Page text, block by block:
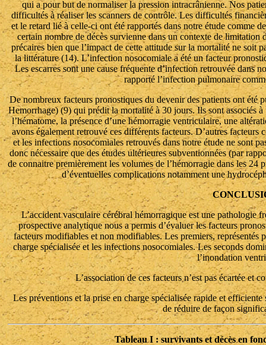
qui a pour but de normaliser la pression intracrânienne. Nos
difficultés à réaliser les scanners de contrôle. Les difficultés
et le retard lié à celle-ci ont été rapportés dans notre étude comme
certain nombre de décès survienne dans un contexte de
précaires bien que l’impact de cette attitude sur la mortalité ne soit
la littérature (14). L’infection nosocomiale a été un facteur
Les escarres sont une cause fréquente d’infection retrouvée dans
rapporté l’infection pulmonaire
De nombreux facteurs pronostiques du devenir des patients ont été
Hemorrhage) (9) qui prédit la mortalité à 30 jours. Ils sont associés
l’hématome, la présence d’une hémorragie ventriculaire, une
avons également retrouvé ces différents facteurs. D’autres facteurs
et les infections nosocomiales retrouvés dans notre étude ne sont
donc nécessaire que des études ultérieures subventionnées (par
de connaitre premièrement les volumes de l’hémorragie dans les 24
d’éventuelles complications notamment une
L’accident vasculaire cérébral hémorragique est une pathologie
prospective analytique nous a permis d’évaluer les facteurs
facteurs modifiables et non modifiables. Les premiers, représentés
charge spécialisée et les infections nosocomiales. Les seconds
l’inondation
L’association de ces facteurs n’est pas écartée et
Les préventions et la prise en charge spécialisée rapide et
de réduire de façon
Tableau I : survivants et décès en